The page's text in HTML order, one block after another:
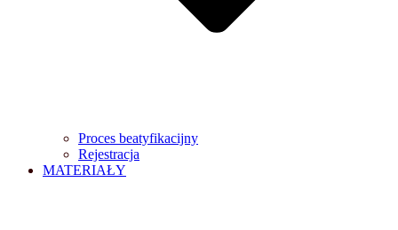
Proces beatyfikacijny
Rejestracja
MATERIAŁY